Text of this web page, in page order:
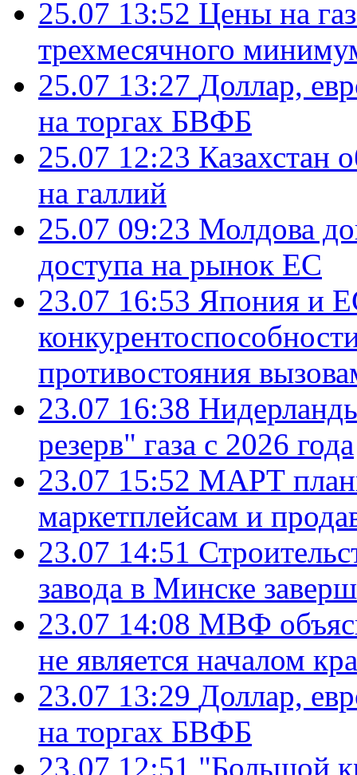
25.07 13:52 Цены на
трехмесячного
25.07 13:27 Доллар,
на торгах БВФБ
25.07 12:23 Казахстан
на галлий
25.07 09:23 Молдова
доступа на рынок ЕС
23.07 16:53 Япония и
противостояния
23.07 16:38
резерв" газа с 2026 года
23.07 15:52 МАРТ
маркетплейсам и
23.07 14:51
завода в Минске
23.07 14:08 МВФ
не является началом
23.07 13:29 Доллар,
на торгах БВФБ
23.07 12:51 "Большой